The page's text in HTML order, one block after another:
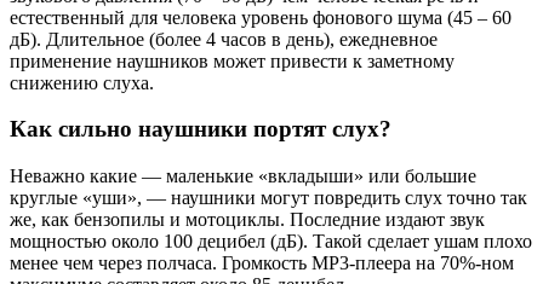
СОВЕТ №1
Выбирайте качественные наушники с хорошей
звукоизоляцией, чтобы не повышать громкость звука и не
перенапрягать слуховой аппарат.
СОВЕТ №2
Проводите перерывы при длительном использовании
наушников, чтобы дать ушам отдохнуть и избежать
перегрузки слуха.